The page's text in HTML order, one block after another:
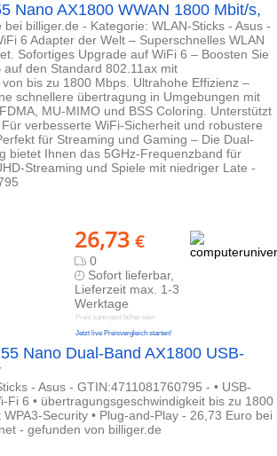
Nano AX1800 WWAN 1800 Mbit/s,
billiger.de - Kategorie: WLAN-Sticks - Asus -
6 Adapter der Welt – Superschnelles WLAN
Sofortiges Upgrade auf WiFi 6 – Boosten Sie
auf den Standard 802.11ax mit
bis zu 1800 Mbps. Ultrahohe Effizienz –
schnellere übertragung in Umgebungen mit
MU-MIMO und BSS Coloring. Unterstützt
verbesserte WiFi-Sicherheit und robustere
für Streaming und Gaming – Die Dual-
bietet Ihnen das 5GHz-Frequenzband für
Streaming und Spiele mit niedriger Late -
26,73 €
0
Sofort lieferbar,
Lieferzeit max. 1-3
Werktage
Preis kann jetzt höher sein
Jetzt live Preisvergleich starten!
Nano Dual-Band AX1800 USB-
- Asus - GTIN:4711081760795 - • USB-
Fi 6 • übertragungsgeschwindigkeit bis zu 1800
WPA3-Security • Plug-and-Play - 26,73 Euro bei
- gefunden von billiger.de